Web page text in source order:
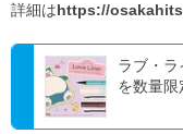
詳細はhttps://
ラブ・
を数量限